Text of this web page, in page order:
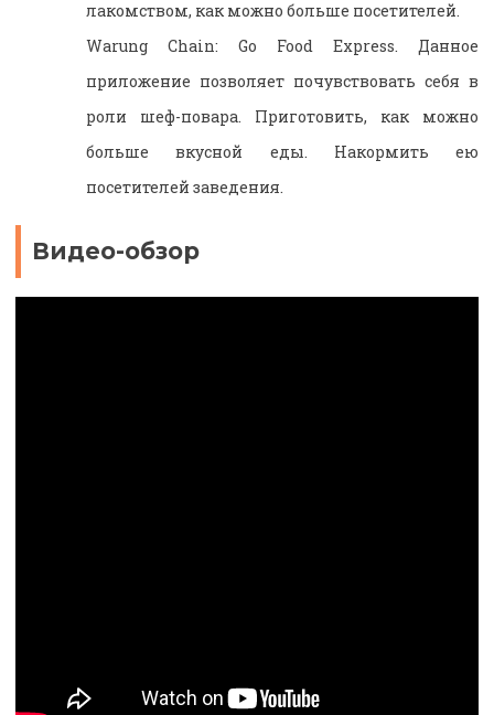
лакомством, как можно больше посетителей.
Warung Chain: Go Food Express. Данное
приложение позволяет почувствовать себя в
роли шеф-повара. Приготовить, как можно
больше вкусной еды. Накормить ею
посетителей заведения.
Видео-обзор